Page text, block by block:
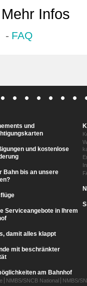
Mehr Infos
FAQ
und
und kostenlose
Bahn bis an unsere
Serviceangebote in Ihrem
damit alles klappt
mit beschränkter
am Bahnhof
NMBS/SNCB National NMBS/